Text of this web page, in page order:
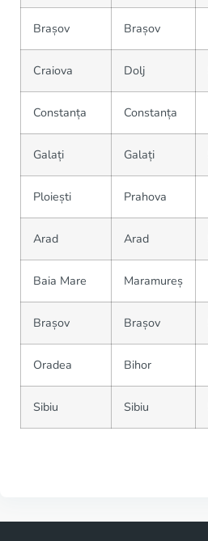
Brașov Brașov
Craiova Dolj
Constanța Constanța
Galați Galați
Ploiești Prahova
Arad Arad
Baia Mare Maramureș
Brașov Brașov
Oradea Bihor
Sibiu Sibiu